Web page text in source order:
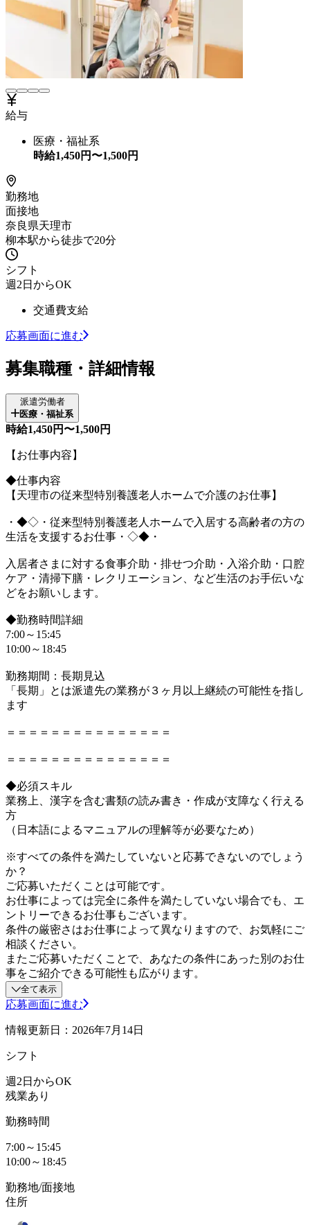
給与
医療・福祉系
時給1,450円〜1,500円
勤務地
面接地
奈良県天理市
柳本駅から徒歩で20分
シフト
週2日からOK
交通費支給
応募画面に進む
募集職種・詳細情報
派遣労働者
医療・福祉系
時給1,450円〜1,500円
【お仕事内容】
◆仕事内容
【天理市の従来型特別養護老人ホームで介護のお仕事】
・◆◇・従来型特別養護老人ホームで入居する高齢者の方の
生活を支援するお仕事・◇◆・
入居者さまに対する食事介助・排せつ介助・入浴介助・口腔
ケア・清掃下膳・レクリエーション、など生活のお手伝いな
どをお願いします。
◆勤務時間詳細
7:00～15:45
10:00～18:45
勤務期間：長期見込
「長期」とは派遣先の業務が３ヶ月以上継続の可能性を指し
ます
＝＝＝＝＝＝＝＝＝＝＝＝＝＝＝
＝＝＝＝＝＝＝＝＝＝＝＝＝＝＝
◆必須スキル
業務上、漢字を含む書類の読み書き・作成が支障なく行える
方
（日本語によるマニュアルの理解等が必要なため）
※すべての条件を満たしていないと応募できないのでしょう
か？
ご応募いただくことは可能です。
お仕事によっては完全に条件を満たしていない場合でも、エ
ントリーできるお仕事もございます。
条件の厳密さはお仕事によって異なりますので、お気軽にご
相談ください。
またご応募いただくことで、あなたの条件にあった別のお仕
事をご紹介できる可能性も広がります。
全て表示
応募画面に進む
情報更新日：2026年7月14日
シフト
週2日からOK
残業あり
勤務時間
7:00～15:45
10:00～18:45
勤務地/面接地
住所